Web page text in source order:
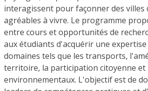
interagissent pour façonner des villes
agréables à vivre. Le programme
entre cours et opportunités de
aux étudiants d'acquérir une expertise
domaines tels que les transports,
territoire, la participation citoyenne et
environnementaux. L'objectif est de